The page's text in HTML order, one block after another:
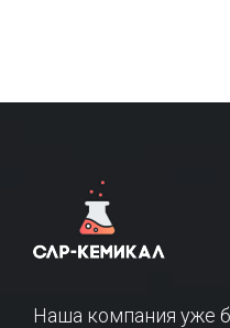
Наша компания уже